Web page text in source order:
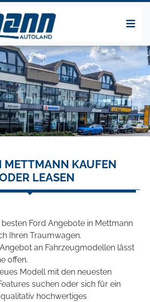
METTMANN KAUFEN
LEASEN
besten Ford Angebote in Mettmann
Ihren Traumwagen.
an Fahrzeugmodellen lässt
offen.
Modell mit den neuesten
suchen oder sich für ein
hochwertiges